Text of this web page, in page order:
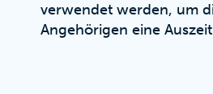
verwendet werden, um
Angehörigen eine